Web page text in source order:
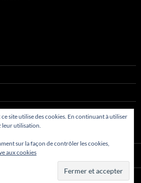
site utilise des cookies. En continuant à utiliser
leur utilisation.
sur la façon de contrôler les cookies,
aux cookies